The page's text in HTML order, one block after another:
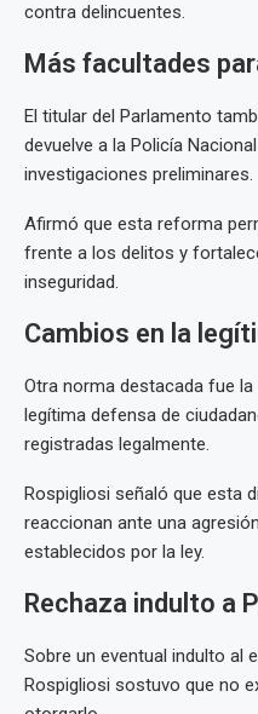
contra delincuentes.
Más facultades
El titular del Parlamento
devuelve a la Policía
investigaciones preliminares.
Afirmó que esta reforma
frente a los delitos y
inseguridad.
Cambios en la
Otra norma destacada fue
legítima defensa de
registradas legalmente.
Rospigliosi señaló que esta
reaccionan ante una
establecidos por la ley.
Rechaza indulto a
Sobre un eventual indulto al
Rospigliosi sostuvo que no